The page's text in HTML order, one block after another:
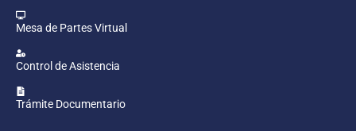
Mesa de Partes Virtual
Control de Asistencia
Trámite Documentario